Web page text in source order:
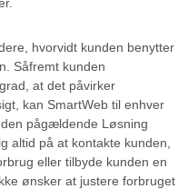
hvorvidt kunden benytter
Såfremt kunden
at det påvirker
kan SmartWeb til enhver
pågældende Løsning
altid på at kontakte kunden,
eller tilbyde kunden en
ønsker at justere forbruget